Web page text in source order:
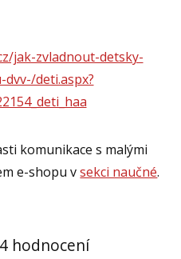
jak-zvladnout-detsky-
deti.aspx?
komunikace s malými
e-shopu vsekci naučné.
hodnocení